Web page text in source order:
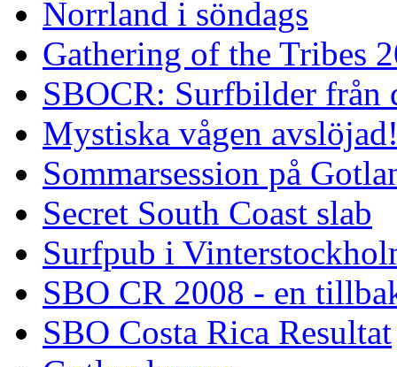
Norrland i söndags
Gathering of the Tribes
SBOCR: Surfbilder från
Mystiska vågen
Sommarsession på
Secret South Coast slab
Surfpub i
SBO CR 2008 - en
SBO Costa Rica Resultat